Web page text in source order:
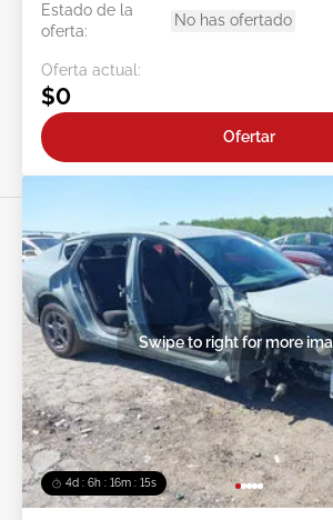
Estado de la
oferta:
No has ofertado
Oferta actual:
$0
Ofertar
4d : 6h : 16m : 13s
Swipe to right for more